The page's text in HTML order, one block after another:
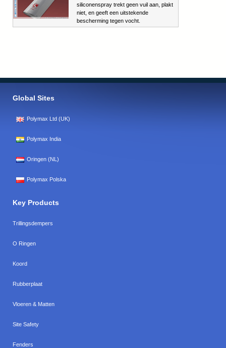
siliconenspray trekt geen vuil aan, plakt
niet, en geeft een uitstekende
bescherming tegen vocht.
Global Sites
Polymax Ltd (UK)
Polymax India
Oringen (NL)
Polymax Polska
Key Products
Trillingsdempers
O Ringen
Koord
Rubberplaat
Vloeren & Matten
Site Safety
Fenders